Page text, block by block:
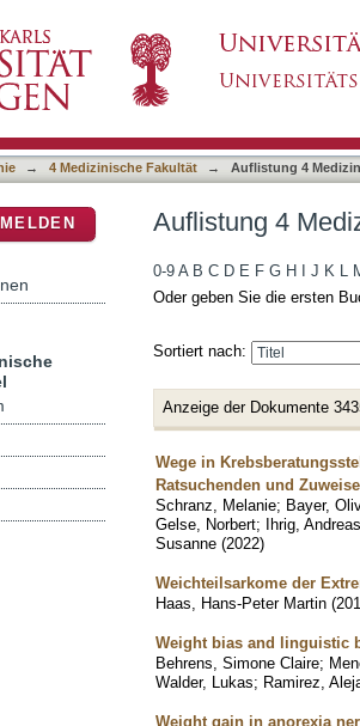
→ 4 Medizinische Fakultät → Auflistung 4
Auflistung 4
0-9 A B C D E F G H J K L
Oder geben Sie die ersten
Sortiert nach:
Anzeige der Dokumente
Wege in
Ratsuchenden und
Schranz, Melanie; Bayer,
Gelse, Norbert; Ihrig, Andreas
Susanne (2022)
Weichteilsarkome der
Haas, Hans-Peter Martin (
Weight bias and linguistic
Behrens, Simone Claire;
Walder, Lukas; Ramirez,
Weight gain in anorexia